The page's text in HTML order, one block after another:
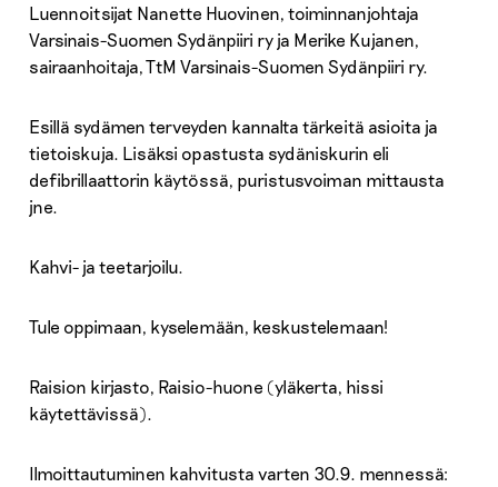
Luennoitsijat Nanette Huovinen, toiminnanjohtaja
Varsinais-Suomen Sydänpiiri ry ja Merike Kujanen,
sairaanhoitaja, TtM Varsinais-Suomen Sydänpiiri ry.
Esillä sydämen terveyden kannalta tärkeitä asioita ja
tietoiskuja. Lisäksi opastusta sydäniskurin eli
defibrillaattorin käytössä, puristusvoiman mittausta
jne.
Kahvi- ja teetarjoilu.
Tule oppimaan, kyselemään, keskustelemaan!
Raision kirjasto, Raisio-huone (yläkerta, hissi
käytettävissä).
Ilmoittautuminen kahvitusta varten 30.9. mennessä: